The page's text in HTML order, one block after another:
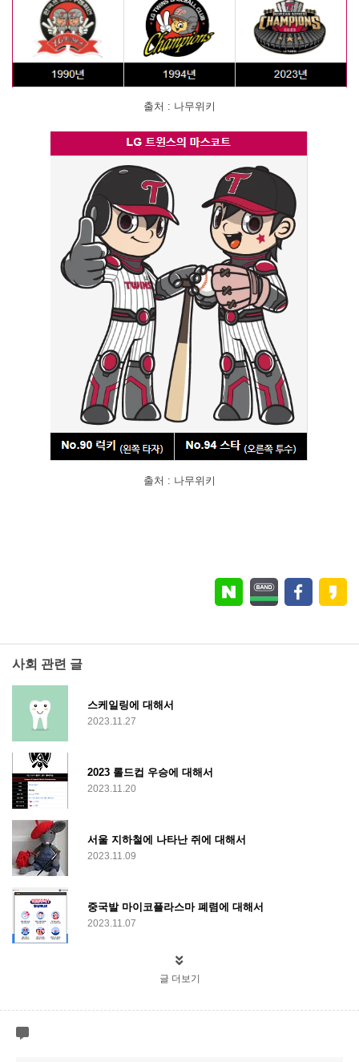
출처 : 나무위키
출처 : 나무위키
사회 관련 글
스케일링에 대해서
2023.11.27
2023 롤드컵 우승에 대해서
2023.11.20
서울 지하철에 나타난 쥐에 대해서
2023.11.09
중국발 마이코플라스마 폐렴에 대해서
2023.11.07
글 더보기